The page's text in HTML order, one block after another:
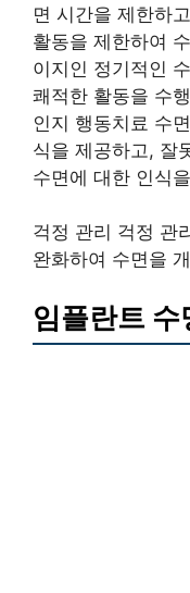
면 시간을 제한하
활동을 제한하여
이지인 정기적인
쾌적한 활동을 수
인지 행동치료 수
식을 제공하고, 잘
수면에 대한 인식
걱정 관리 걱정 관
완화하여 수면을
임플란트 수